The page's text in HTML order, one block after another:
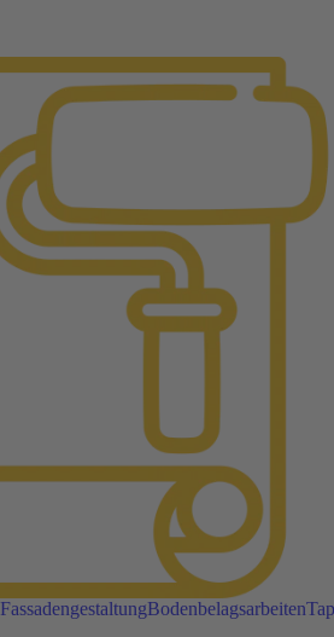
FassadengestaltungBodenbelagsarbeiten